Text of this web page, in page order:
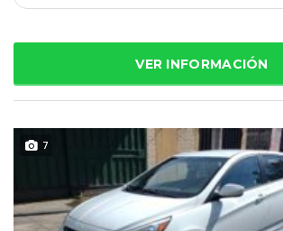
VER INFORMACIÓN
7